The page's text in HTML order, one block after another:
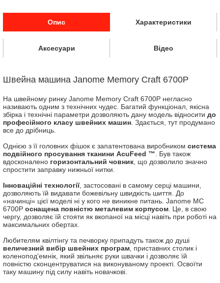
Опис Характеристики
Аксесуари Відео
Швейна машина Janome Memory Craft 6700P
На швейному ринку Janome Memory Craft 6700P негласно
називають одним з технічних чудес. Багатий функціонал, якісна
збірка і технічні параметри дозволяють дану модель відносити до
професійного класу швейних машин . Здається, тут продумано
все до дрібниць.
Однією з її головних фішок є запатентована виробником система
подвійного просування тканини AcuFeed ™ . Був також
вдосконалено горизонтальний човник , що дозволило значно
спростити заправку нижньої нитки.
Інноваційні технології, застосовані в самому серці машини,
дозволяють їй видавати божевільну швидкість шиття. До
«начинці» цієї моделі ні у кого не виникне питань. Janome MC
6700P оснащена повністю металевим корпусом . Це, в свою
чергу, дозволяє їй стояти як вкопаної на місці навіть при роботі на
максимальних обертах.
Любителям квілтінгу та печворку припадуть також до душі
величезний вибір швейних програм , приставних столик і
коленопод'емнік, який звільняє руки швачки і дозволяє їй
повністю сконцентруватися на виконуваному проекті. Освоїти
таку машину під силу навіть новачкові.